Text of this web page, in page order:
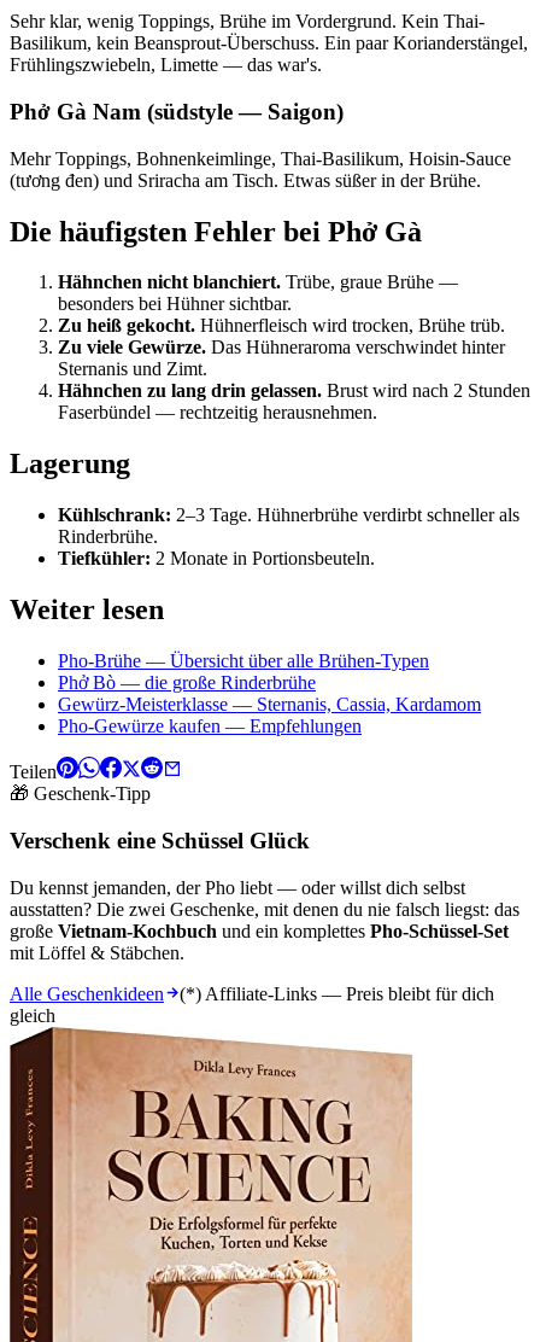
Sehr klar, wenig Toppings, Brühe im Vordergrund. Kein Thai-
Basilikum, kein Beansprout-Überschuss. Ein paar Korianderstängel,
Frühlingszwiebeln, Limette — das war's.
Phở Gà Nam (südstyle — Saigon)
Mehr Toppings, Bohnenkeimlinge, Thai-Basilikum, Hoisin-Sauce
(tương đen) und Sriracha am Tisch. Etwas süßer in der Brühe.
Die häufigsten Fehler bei Phở Gà
Hähnchen nicht blanchiert. Trübe, graue Brühe —
besonders bei Hühner sichtbar.
Zu heiß gekocht. Hühnerfleisch wird trocken, Brühe trüb.
Zu viele Gewürze. Das Hühneraroma verschwindet hinter
Sternanis und Zimt.
Hähnchen zu lang drin gelassen. Brust wird nach 2 Stunden
Faserbündel — rechtzeitig herausnehmen.
Lagerung
Kühlschrank: 2–3 Tage. Hühnerbrühe verdirbt schneller als
Rinderbrühe.
Tiefkühler: 2 Monate in Portionsbeuteln.
Weiter lesen
Pho-Brühe — Übersicht über alle Brühen-Typen
Phở Bò — die große Rinderbrühe
Gewürz-Meisterklasse — Sternanis, Cassia, Kardamom
Pho-Gewürze kaufen — Empfehlungen
Teilen
🎁 Geschenk-Tipp
Verschenk eine Schüssel Glück
Du kennst jemanden, der Pho liebt — oder willst dich selbst
ausstatten? Die zwei Geschenke, mit denen du nie falsch liegst: das
große Vietnam-Kochbuch und ein komplettes Pho-Schüssel-Set
mit Löffel & Stäbchen.
Alle Geschenkideen
(*) Affiliate-Links — Preis bleibt für dich
gleich